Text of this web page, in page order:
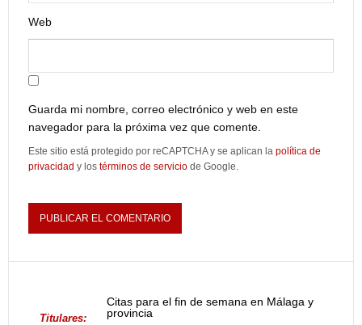
Web
Guarda mi nombre, correo electrónico y web en este
navegador para la próxima vez que comente.
Este sitio está protegido por reCAPTCHA y se aplican la política de
privacidad y los términos de servicio de Google.
Titulares:
Citas para el fin de semana en Málaga y
provincia